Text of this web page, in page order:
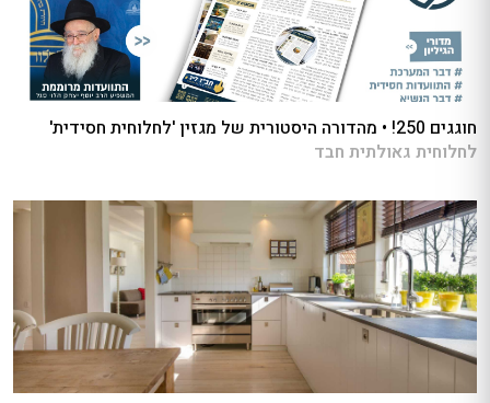
חוגגים 250! • מהדורה היסטורית של מגזין 'לחלוחית חסידית'
לחלוחית גאולתית חבד